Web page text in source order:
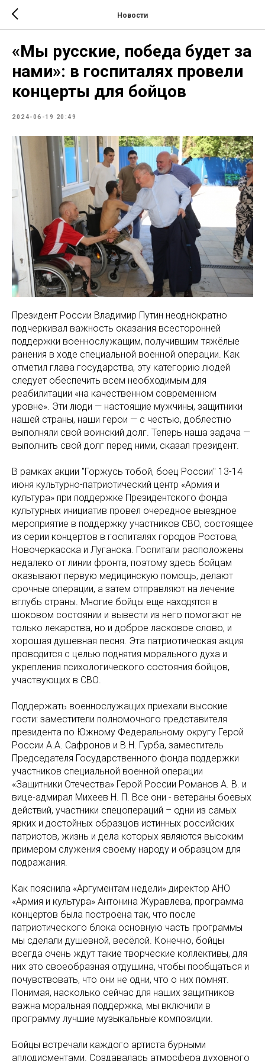
Новости
«Мы русские, победа будет за
нами»: в госпиталях провели
концерты для бойцов
2024-06-19 20:49
Президент России Владимир Путин неоднократно
подчеркивал важность оказания всесторонней
поддержки военнослужащим, получившим тяжёлые
ранения в ходе специальной военной операции. Как
отметил глава государства, эту категорию людей
следует обеспечить всем необходимым для
реабилитации «на качественном современном
уровне». Эти люди — настоящие мужчины, защитники
нашей страны, наши герои — с честью, доблестно
выполняли свой воинский долг. Теперь наша задача —
выполнить свой долг перед ними, сказал президент.
В рамках акции "Горжусь тобой, боец России" 13-14
июня культурно-патриотический центр «Армия и
культура» при поддержке Президентского фонда
культурных инициатив провел очередное выездное
мероприятие в поддержку участников СВО, состоящее
из серии концертов в госпиталях городов Ростова,
Новочеркасска и Луганска. Госпитали расположены
недалеко от линии фронта, поэтому здесь бойцам
оказывают первую медицинскую помощь, делают
срочные операции, а затем отправляют на лечение
вглубь страны. Многие бойцы еще находятся в
шоковом состоянии и вывести из него помогают не
только лекарства, но и доброе ласковое слово, и
хорошая душевная песня. Эта патриотическая акция
проводится с целью поднятия морального духа и
укрепления психологического состояния бойцов,
участвующих в СВО.
Поддержать военнослужащих приехали высокие
гости: заместители полномочного представителя
президента по Южному Федеральному округу Герой
России А.А. Сафронов и В.Н. Гурба, заместитель
Председателя Государственного фонда поддержки
участников специальной военной операции
«Защитники Отечества» Герой России Романов А. В. и
вице-адмирал Михеев Н. П. Все они - ветераны боевых
действий, участники спецопераций – одни из самых
ярких и достойных образцов истинных российских
патриотов, жизнь и дела которых являются высоким
примером служения своему народу и образцом для
подражания.
Как пояснила «Аргументам недели» директор АНО
«Армия и культура» Антонина Журавлева, программа
концертов была построена так, что после
патриотического блока основную часть программы
мы сделали душевной, весёлой. Конечно, бойцы
всегда очень ждут такие творческие коллективы, для
них это своеобразная отдушина, чтобы пообщаться и
почувствовать, что они не одни, что о них помнят.
Понимая, насколько сейчас для наших защитников
важна моральная поддержка, мы включили в
программу лучшие музыкальные композиции.
Бойцы встречали каждого артиста бурными
аплодисментами. Создавалась атмосфера духовного